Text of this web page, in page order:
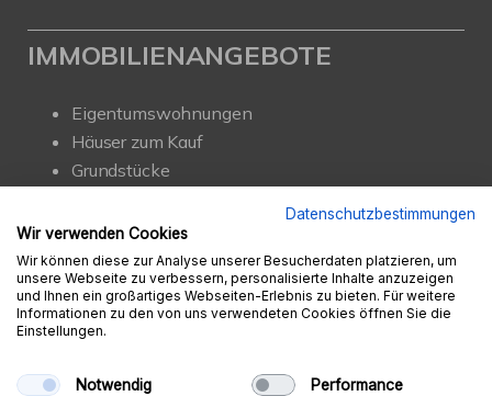
IMMOBILIENANGEBOTE
Eigentumswohnungen
Häuser zum Kauf
Grundstücke
Renditeobjekte
Gewerbeimmobilien
© Ambition Immobilien e.K. Powered by
Datenschutzbestimmungen
Wir verwenden Cookies
Wir können diese zur Analyse unserer Besucherdaten platzieren, um
unsere Webseite zu verbessern, personalisierte Inhalte anzuzeigen
und Ihnen ein großartiges Webseiten-Erlebnis zu bieten. Für weitere
Informationen zu den von uns verwendeten Cookies öffnen Sie die
Einstellungen.
Notwendig Performance